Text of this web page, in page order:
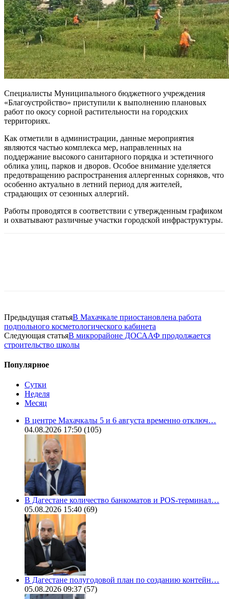
Специалисты Муниципального бюджетного учреждения
«Благоустройство» приступили к выполнению плановых
работ по окосу сорной растительности на городских
территориях.
Как отметили в администрации, данные мероприятия
являются частью комплекса мер, направленных на
поддержание высокого санитарного порядка и эстетичного
облика улиц, парков и дворов. Особое внимание уделяется
предотвращению распространения аллергенных сорняков, что
особенно актуально в летний период для жителей,
страдающих от сезонных аллергий.
Работы проводятся в соответствии с утвержденным графиком
и охватывают различные участки городской инфраструктуры.
Предыдущая статьяВ Махачкале приостановлена работа
подпольного косметологического кабинета
Следующая статьяВ микрорайоне ДОСААФ продолжается
строительство школы
Популярное
Сутки
Неделя
Месяц
В центре Махачкалы 5 и 6 августа временно отключ…
04.08.2026 17:50 (105)
В Дагестане количество банкоматов и POS-терминал…
05.08.2026 15:40 (69)
В Дагестане полугодовой план по созданию контейн…
05.08.2026 09:37 (57)